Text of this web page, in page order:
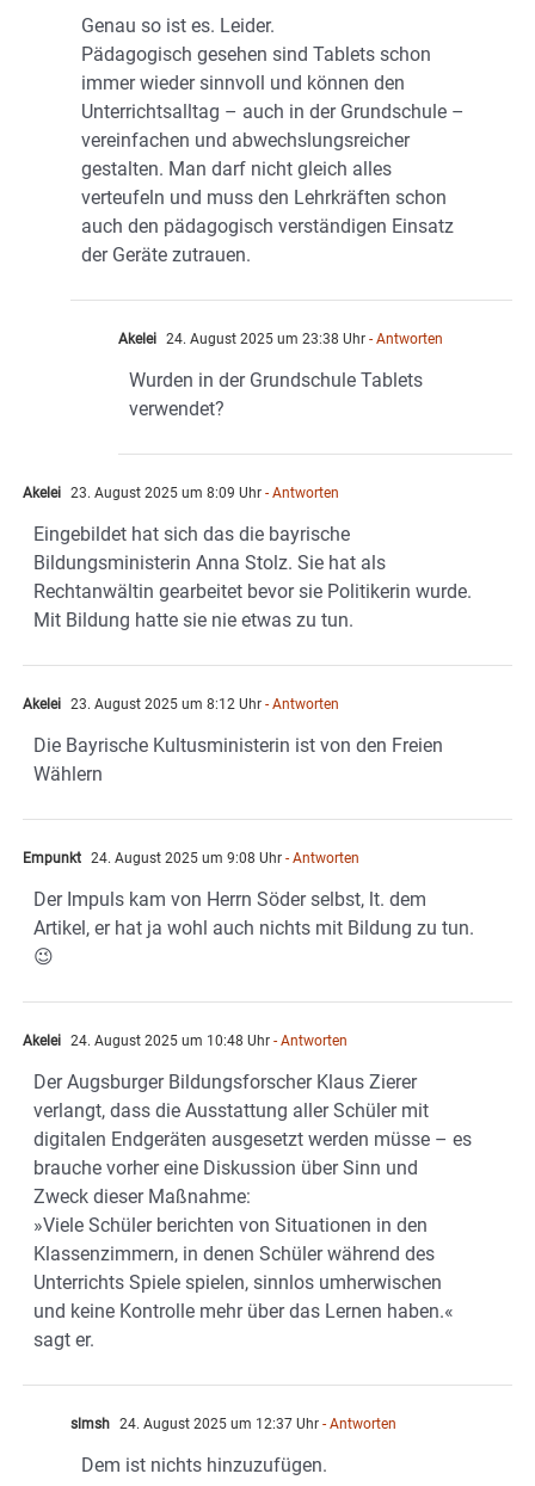
Genau so ist es. Leider.
Pädagogisch gesehen sind Tablets schon
immer wieder sinnvoll und können den
Unterrichtsalltag – auch in der Grundschule –
vereinfachen und abwechslungsreicher
gestalten. Man darf nicht gleich alles
verteufeln und muss den Lehrkräften schon
auch den pädagogisch verständigen Einsatz
der Geräte zutrauen.
Akelei 24. August 2025 um 23:38 Uhr - Antworten
Wurden in der Grundschule Tablets
verwendet?
Akelei 23. August 2025 um 8:09 Uhr - Antworten
Eingebildet hat sich das die bayrische
Bildungsministerin Anna Stolz. Sie hat als
Rechtanwältin gearbeitet bevor sie Politikerin wurde.
Mit Bildung hatte sie nie etwas zu tun.
Akelei 23. August 2025 um 8:12 Uhr - Antworten
Die Bayrische Kultusministerin ist von den Freien
Wählern
Empunkt 24. August 2025 um 9:08 Uhr - Antworten
Der Impuls kam von Herrn Söder selbst, lt. dem
Artikel, er hat ja wohl auch nichts mit Bildung zu tun.
😉
Akelei 24. August 2025 um 10:48 Uhr - Antworten
Der Augsburger Bildungsforscher Klaus Zierer
verlangt, dass die Ausstattung aller Schüler mit
digitalen Endgeräten ausgesetzt werden müsse – es
brauche vorher eine Diskussion über Sinn und
Zweck dieser Maßnahme:
»Viele Schüler berichten von Situationen in den
Klassenzimmern, in denen Schüler während des
Unterrichts Spiele spielen, sinnlos umherwischen
und keine Kontrolle mehr über das Lernen haben.«
sagt er.
slmsh 24. August 2025 um 12:37 Uhr - Antworten
Dem ist nichts hinzuzufügen.